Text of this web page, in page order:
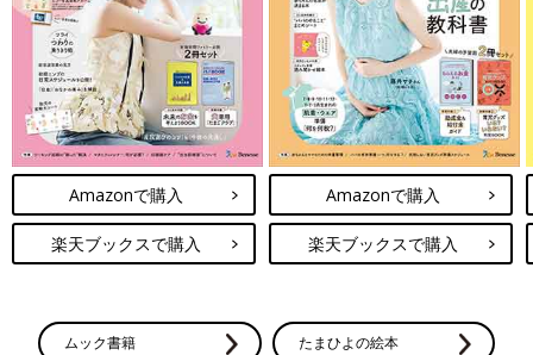
Amazonで購入
楽天ブックスで購入
Amazonで購入
楽天ブックスで購入
ムック書籍 たまひよの絵本